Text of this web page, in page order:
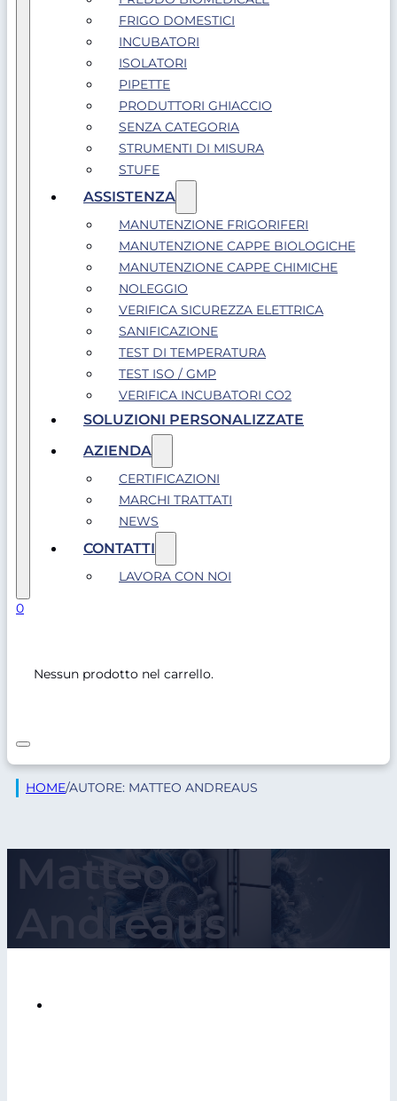
FRIGO DOMESTICI
INCUBATORI
ISOLATORI
PIPETTE
PRODUTTORI GHIACCIO
SENZA CATEGORIA
STRUMENTI DI MISURA
STUFE
ASSISTENZA
MANUTENZIONE FRIGORIFERI
MANUTENZIONE CAPPE BIOLOGICHE
MANUTENZIONE CAPPE CHIMICHE
NOLEGGIO
VERIFICA SICUREZZA ELETTRICA
SANIFICAZIONE
TEST DI TEMPERATURA
TEST ISO / GMP
VERIFICA INCUBATORI CO2
SOLUZIONI PERSONALIZZATE
AZIENDA
CERTIFICAZIONI
MARCHI TRATTATI
NEWS
CONTATTI
LAVORA CON NOI
0
Nessun prodotto nel carrello.
HOME/AUTORE: MATTEO ANDREAUS
Matteo
Andreaus